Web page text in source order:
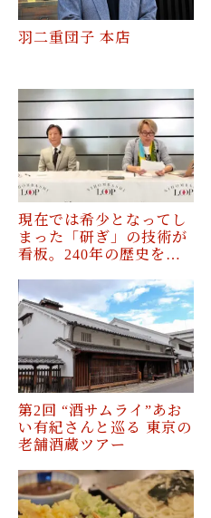
羽二重団子 本店
現在では希少となってし
まった「研ぎ」の技術が
看板。240年の歴史を…
第2回 “酒サムライ”あお
い有紀さんと巡る 東京の
老舗酒蔵ツアー